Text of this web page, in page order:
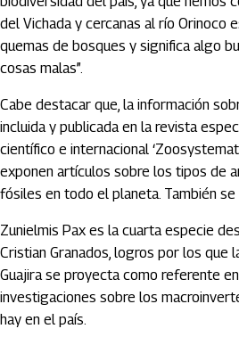
del Vichada y cercanas al río Orinoco
quemas de bosques y significa algo
cosas malas”.
Cabe destacar que, la información
incluida y publicada en la revista
científico e internacional
exponen artículos sobre los tipos de
fósiles en todo el planeta. También se
Zunielmis Pax es la cuarta especie
Cristian Granados, logros por los que
Guajira se proyecta como referente
investigaciones sobre los
hay en el país.